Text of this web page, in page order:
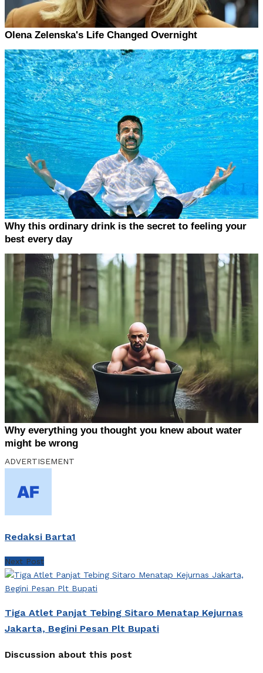
ADVERTISEMENT
Redaksi Barta1
Next Post
Tiga Atlet Panjat Tebing Sitaro Menatap Kejurnas
Jakarta, Begini Pesan Plt Bupati
Discussion about this post